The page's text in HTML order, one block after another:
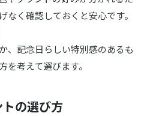
なく確認しておくと安心です。
、記念日らしい特別感のあるも
を考えて選びます。
の選び方